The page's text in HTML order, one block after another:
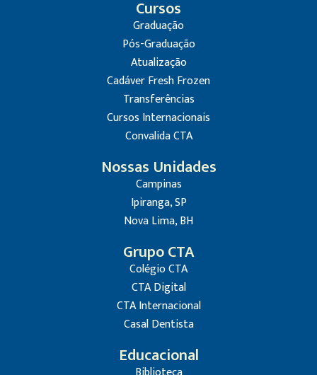
Cursos
Graduação
Pós-Graduação
Atualização
Cadáver Fresh Frozen
Transferências
Cursos Internacionais
Convalida CTA
Nossas Unidades
Campinas
Ipiranga, SP
Nova Lima, BH
Grupo CTA
Colégio CTA
CTA Digital
CTA Internacional
Casal Dentista
Educacional